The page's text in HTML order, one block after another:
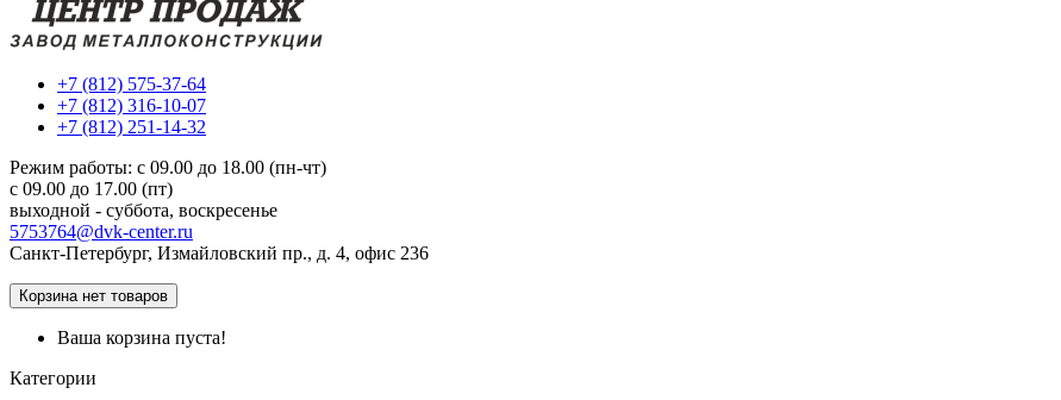
+7 (812) 575-37-64
+7 (812) 316-10-07
+7 (812) 251-14-32
Режим работы: c 09.00 до 18.00 (пн-чт)
c 09.00 до 17.00 (пт)
выходной - суббота, воскресенье
5753764@dvk-center.ru
Санкт-Петербург, Измайловский пр., д. 4, офис 236
Корзина нет товаров
Ваша корзина пуста!
Категории